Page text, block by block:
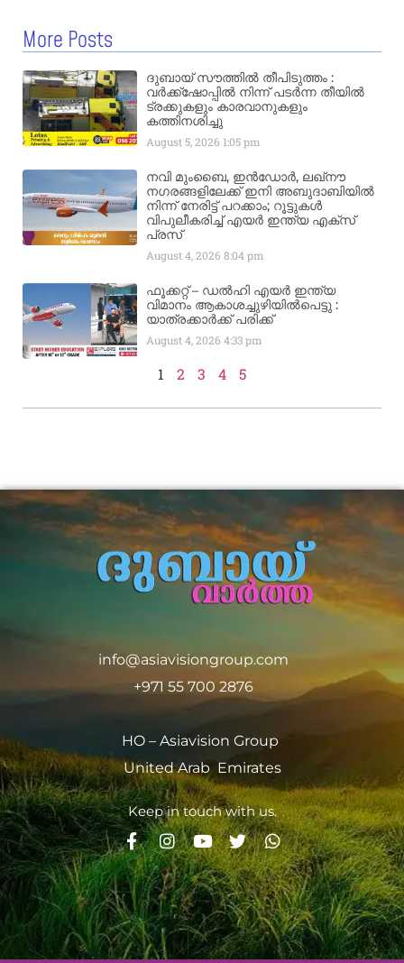
More Posts
ദുബായ് സൗത്തിൽ തീപിടുത്തം :
വർക്ക്‌ഷോപ്പിൽ നിന്ന് പടർന്ന തീയിൽ
ട്രക്കുകളും കാരവാനുകളും
കത്തിനശിച്ചു
August 5, 2026 1:05 pm
നവി മുംബൈ, ഇൻഡോർ, ലഖ്നൗ
നഗരങ്ങളിലേക്ക് ഇനി അബുദാബിയിൽ
നിന്ന് നേരിട്ട് പറക്കാം; റൂട്ടുകൾ
വിപുലീകരിച്ച് എയർ ഇന്ത്യ എക്സ്
പ്രസ്
August 4, 20268:04 pm
ഫൂക്കറ്റ് – ഡൽഹി എയര്‍ ഇന്ത്യ
വിമാനം ആകാശച്ചുഴിയില്‍പെട്ടു :
യാത്രക്കാര്‍ക്ക് പരിക്ക്
August 4, 20264:33 pm
1 2 3 4 5
info@asiavisiongroup.com
+971 55 700 2876
HO – Asiavision Group
United Arab Emirates
Keep in touch with us.